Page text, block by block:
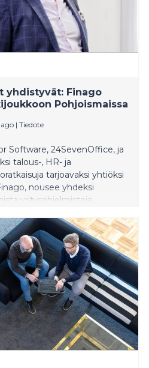
yhdistyvät: Finago
Pohjoismaissa
| Tiedote
Software, 24SevenOffice, ja
talous-, HR- ja
tarjoavaksi yhtiöksi
nousee yhdeksi
yritysohjelmistoja